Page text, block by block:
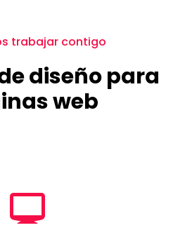
trabajar contigo
diseño para
web